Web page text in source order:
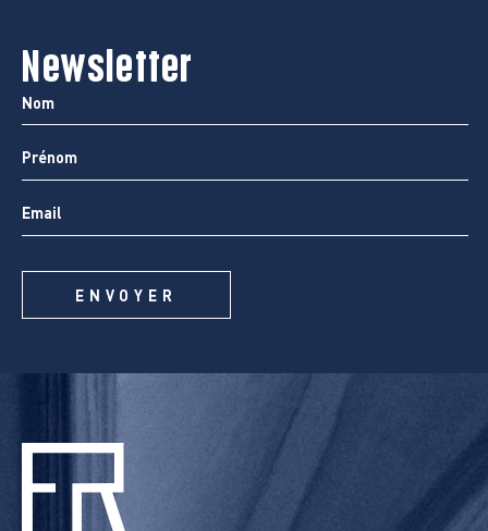
Newsletter